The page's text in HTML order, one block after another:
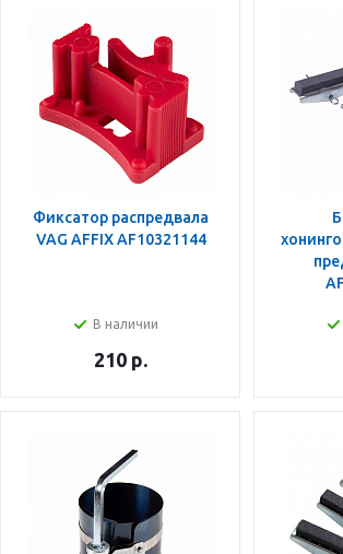
Фиксатор распредвала
VAG AFFIX AF10321144
В наличии
210 р.